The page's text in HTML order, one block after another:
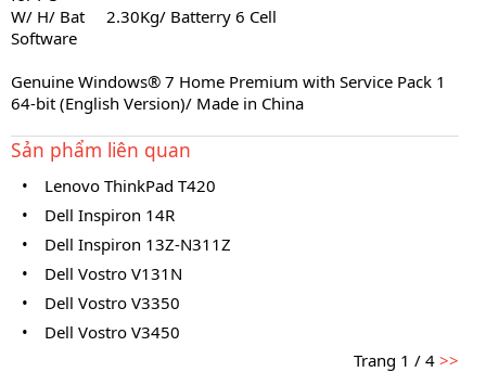
W/ H/ Bat 2.30Kg/ Batterry 6 Cell
Software
Genuine Windows® 7 Home Premium with Service Pack 1
64-bit (English Version)/ Made in China
Sản phẩm liên quan
•
Lenovo ThinkPad T420
•
Dell Inspiron 14R
•
Dell Inspiron 13Z-N311Z
•
Dell Vostro V131N
•
Dell Vostro V3350
•
Dell Vostro V3450
Trang 1 / 4>>